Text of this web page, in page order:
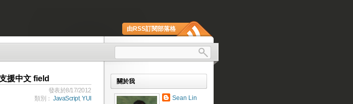
由RSS訂閱部落格
援中文 field
發表於8/17/2012
類別： JavaScript, YUI
關於我
Sean Lin